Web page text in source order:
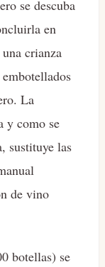
se descuba
en
crianza
La
y como se
sustituye las
de vino
botellas) se